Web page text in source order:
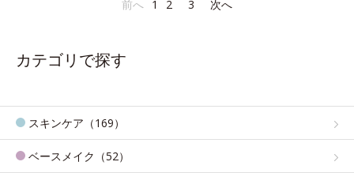
前へ 1 2 3 次へ
カテゴリで探す
スキンケア（169）
ベースメイク（52）